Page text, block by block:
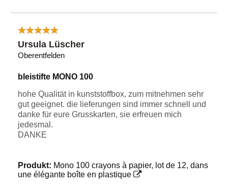
Ursula Lüscher
Oberentfelden
bleistifte MONO 100
hohe Qualität in kunststoffbox, zum mitnehmen sehr
gut geeignet. die lieferungen sind immer schnell und
danke für eure Grusskarten, sie erfreuen mich
jedesmal.
DANKE
Produkt: Mono 100 crayons à papier, lot de 12, dans
une élégante boîte en plastique